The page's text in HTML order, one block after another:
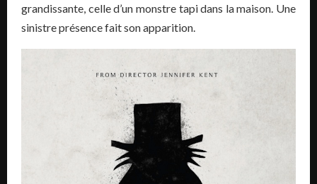
grandissante, celle d’un monstre tapi dans la maison. Une
sinistre présence fait son apparition.